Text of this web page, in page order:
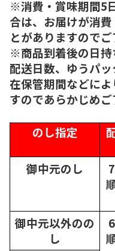
※消費・賞味期間5
合は、お届けが消
とがありますのでご
※商品到着後の日持
配送日数、ゆうパ
在保管期間などに
すのであらかじめご
のし指定
御中元のし
御中元以外のの
し